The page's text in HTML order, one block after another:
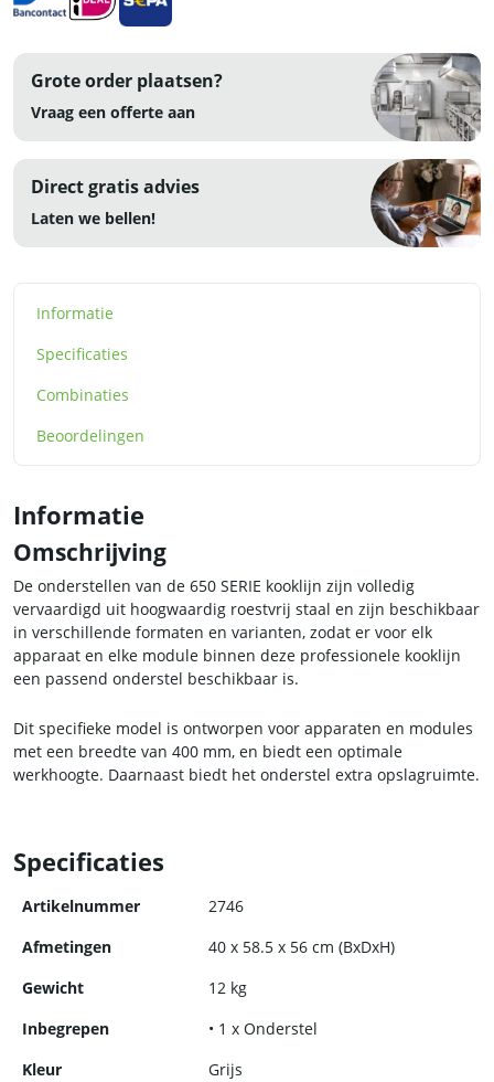
Grote order plaatsen?
Vraag een offerte aan
Direct gratis advies
Laten we bellen!
Informatie
Specificaties
Combinaties
Beoordelingen
Informatie
Omschrijving
De onderstellen van de 650 SERIE kooklijn zijn volledig
vervaardigd uit hoogwaardig roestvrij staal en zijn beschikbaar
in verschillende formaten en varianten, zodat er voor elk
apparaat en elke module binnen deze professionele kooklijn
een passend onderstel beschikbaar is.
Dit specifieke model is ontworpen voor apparaten en modules
met een breedte van 400 mm, en biedt een optimale
werkhoogte. Daarnaast biedt het onderstel extra opslagruimte.
Specificaties
Artikelnummer
2746
Afmetingen
40 x 58.5 x 56 cm (BxDxH)
Gewicht
12 kg
Inbegrepen
• 1 x Onderstel
Kleur
Grijs